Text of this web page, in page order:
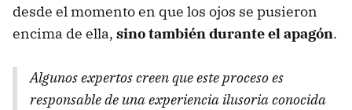
desde el momento en que los ojos se pusieron
encima de ella, sino también durante el apagón.
Algunos expertos creen que este proceso es
responsable de una experiencia ilusoria conocida